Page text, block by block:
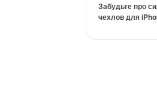
Забудьте про
чехлов для